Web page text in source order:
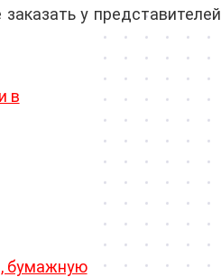
у представителей
в
бумажную